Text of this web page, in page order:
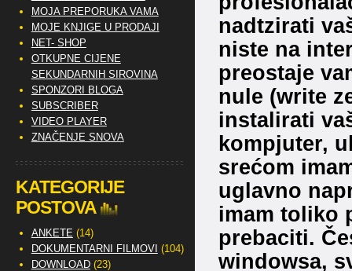
nadtzirati
niste na
preostaje
nule (write
instalirati
kompjuter,
srećom
uglavno
imam toliko
prebaciti.
windowsa,
MOJA PREPORUKA VAMA
MOJE KNJIGE U PRODAJI
NET- SHOP
OTKUPNE CIJENE
SEKUNDARNIH SIROVINA
SPONZORI BLOGA
SUBSCRIBER
VIDEO PLAYER
ZNAČENJE SNOVA
KATEGORIJE
POSTOVA
ANKETE (14)
DOKUMENTARNI FILMOVI (104)
DOWNLOAD(23)